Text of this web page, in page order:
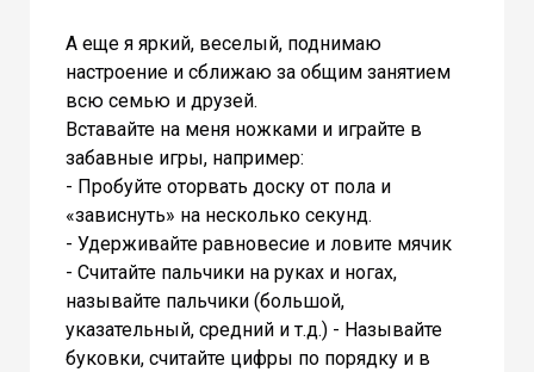
А еще я яркий, веселый, поднимаю
настроение и сближаю за общим занятием
всю семью и друзей.
Вставайте на меня ножками и играйте в
забавные игры, например:
- Пробуйте оторвать доску от пола и
«зависнуть» на несколько секунд.
- Удерживайте равновесие и ловите мячик
- Считайте пальчики на руках и ногах,
называйте пальчики (большой,
указательный, средний и т.д.) - Называйте
буковки, считайте цифры по порядку и в